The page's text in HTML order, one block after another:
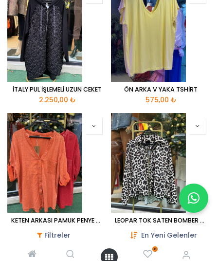
Filtreler En Yeni Gelenler
0
İTALY PUL İŞLEMELİ UZUN CEKET
2.250,00 ₺
ÖN ARKA V YAKA TSHİRT
575,00 ₺
KETEN ARKASI PAMUK PENYE PULLU GÖMLEK
799,00₺ 1.250,00
LEOPAR TOK SATEN BOMBER CEKET
1.750,00₺